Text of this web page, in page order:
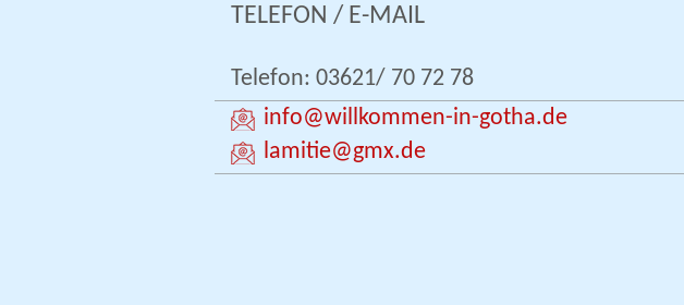
TELEFON / E-MAIL
Telefon: 03621/ 70 72 78
info@willkommen-in-gotha.de
lamitie@gmx.de